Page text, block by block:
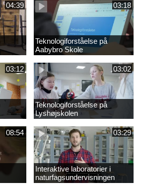
04:39 03:18
Teknologiforståelse på
Aabybro Skole
03:12 03:02
Teknologiforståelse på
Lyshøjskolen
08:54 03:29
Interaktive laboratorier i
naturfagsundervisningen